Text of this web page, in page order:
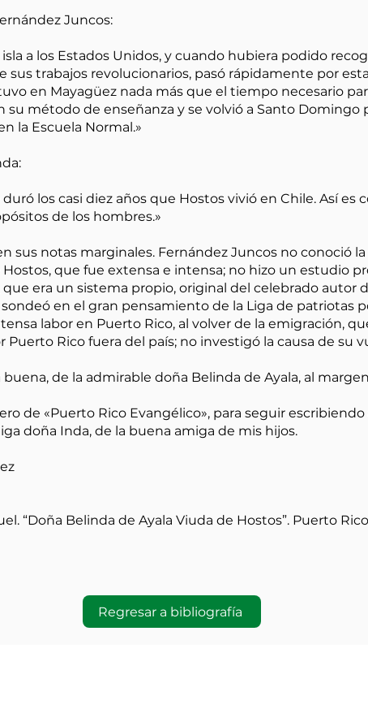
Juncos:
a los Estados Unidos, y cuando hubiera podido
sus trabajos revolucionarios, pasó rápidamente por
en Mayagüez nada más que el tiempo necesario
método de enseñanza y se volvió a Santo Domingo
la Escuela Normal.»
los casi diez años que Hostos vivió en Chile. Así es
de los hombres.»
sus notas marginales. Fernández Juncos no conoció
que fue extensa e intensa; no hizo un estudio
que era un sistema propio, original del celebrado autor
en el gran pensamiento de la Liga de patriotas
labor en Puerto Rico, al volver de la emigración,
Rico fuera del país; no investigó la causa de su
de la admirable doña Belinda de Ayala, al
de «Puerto Rico Evangélico», para seguir escribiendo
doña Inda, de la buena amiga de mis hijos.
“Doña Belinda de Ayala Viuda de Hostos”. Puerto
Regresar a bibliografía